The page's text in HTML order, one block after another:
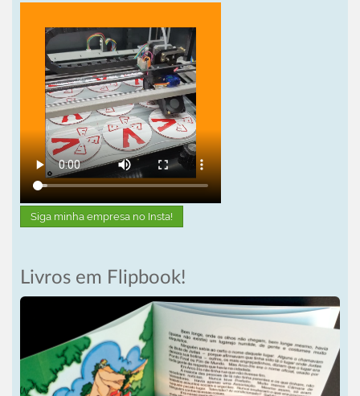
Siga minha empresa no Insta!
Livros em Flipbook!